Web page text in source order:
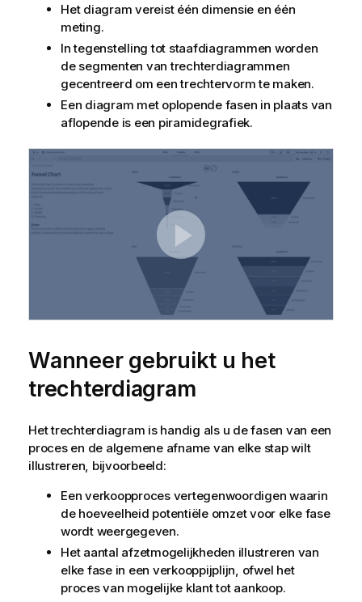
Het diagram vereist één dimensie en één
meting.
In tegenstelling tot staafdiagrammen worden
de segmenten van trechterdiagrammen
gecentreerd om een trechtervorm te maken.
Een diagram met oplopende fasen in plaats van
aflopende is een piramidegrafiek.
Wanneer gebruikt u het
trechterdiagram
Het trechterdiagram is handig als u de fasen van een
proces en de algemene afname van elke stap wilt
illustreren, bijvoorbeeld:
Een verkoopproces vertegenwoordigen waarin
de hoeveelheid potentiële omzet voor elke fase
wordt weergegeven.
Het aantal afzetmogelijkheden illustreren van
elke fase in een verkooppijplijn, ofwel het
proces van mogelijke klant tot aankoop.